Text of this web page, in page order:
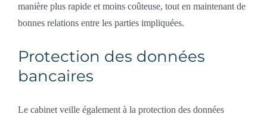
manière plus rapide et moins coûteuse, tout en maintenant de
bonnes relations entre les parties impliquées.
Protection des données
bancaires
Le cabinet veille également à la protection des données